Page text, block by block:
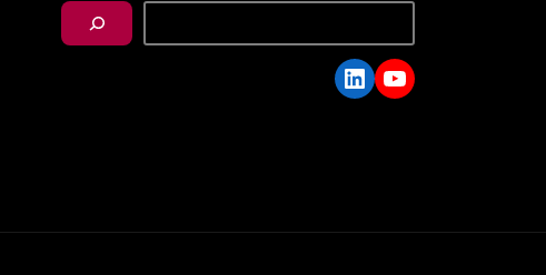
YouTube
LinkedIn